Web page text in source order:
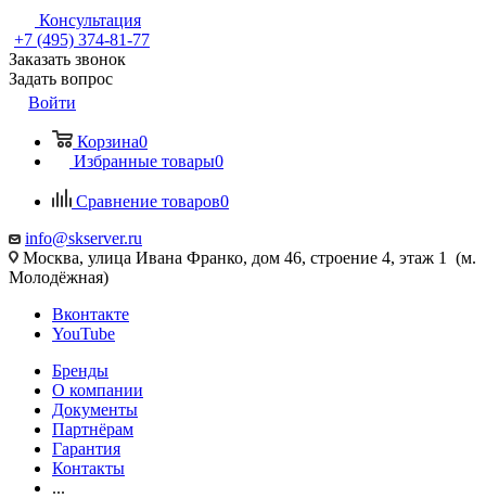
Консультация
+7 (495) 374-81-77
Заказать звонок
Задать вопрос
Войти
Корзина0
Избранные товары0
Сравнение товаров0
info@skserver.ru
Москва, улица Ивана Франко, дом 46, строение 4, этаж 1 (м.
Молодёжная)
Вконтакте
YouTube
Бренды
О компании
Документы
Партнёрам
Гарантия
Контакты
...